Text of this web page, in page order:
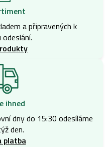
a připravených k
ihned
dny do 15:30 odesíláme
den.
platba